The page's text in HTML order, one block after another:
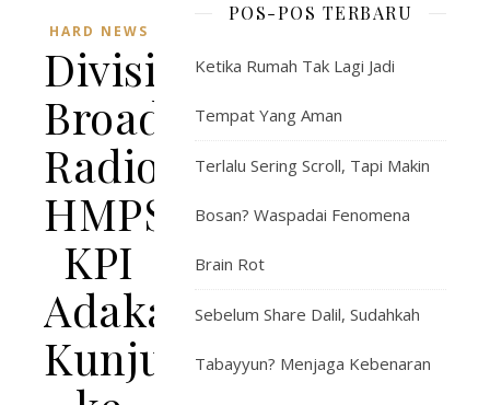
HARD NEWS
Divisi
Broadcasting
Radio
HMPS
KPI
Adakan
Kunjungan
POS-POS TERBARU
Ketika Rumah Tak Lagi Jadi
Tempat Yang Aman
Terlalu Sering Scroll, Tapi Makin
Bosan? Waspadai Fenomena
Brain Rot
Sebelum Share Dalil, Sudahkah
Tabayyun? Menjaga Kebenaran